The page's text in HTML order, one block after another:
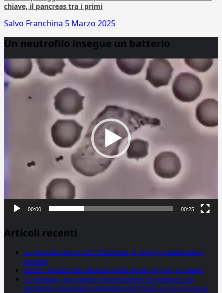
chiave, il pancreas tra i primi
Salvo Franchina 5 Marzo 2025
Un neutrofilo insegue un batterio
Player
00:00 00:25
Articoli recenti
La proteina chiave dell’Alzheimer si propaga utilizzando i
neuroni
Statine: inutilmente attribuiti molti effetti avversi, lo studio
Un farmaco, due nuove opportunità per le pazienti con
carcinoma mammario metastatico hr+/her2- e con tumore al